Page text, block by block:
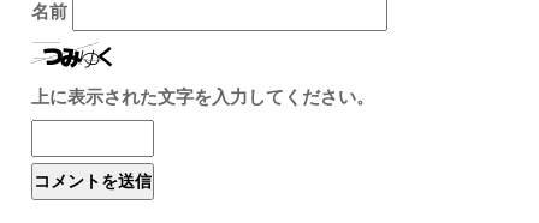
名前
上に表示された文字を入力してください。